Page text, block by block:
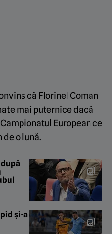
că Florinel Coman
mai puternice dacă
European ce
de o lună.
și-a